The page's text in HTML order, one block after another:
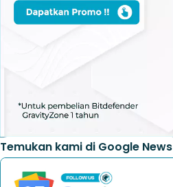
Temukan kami di Google News